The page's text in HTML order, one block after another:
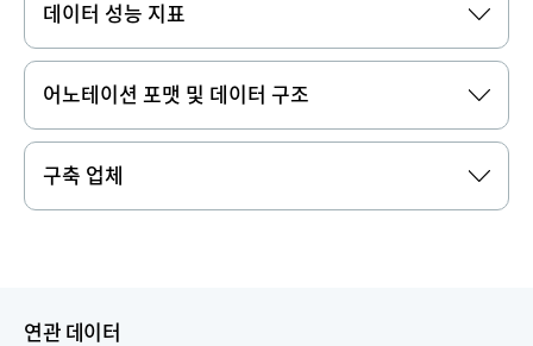
데이터 성능 지표
어노테이션 포맷 및 데이터 구조
구축 업체
연관 데이터